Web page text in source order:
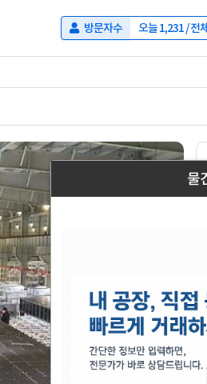
방문자수 오늘1,231/ 전
물